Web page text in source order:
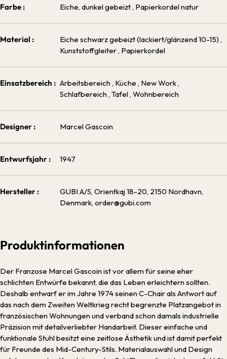
Farbe : Eiche, dunkel gebeizt , Papierkordel natur
Material : Eiche schwarz gebeizt (lackiert/glänzend 10-15) ,
Kunststoffgleiter , Papierkordel
Einsatzbereich : Arbeitsbereich , Küche , New Work ,
Schlafbereich , Tafel , Wohnbereich
Designer : Marcel Gascoin
Entwurfsjahr : 1947
Hersteller :
GUBI A/S, Orientkaj 18-20, 2150 Nordhavn,
Denmark, order@gubi.com
Produktinformationen
Der Franzose Marcel Gascoin ist vor allem für seine eher
schlichten Entwürfe bekannt, die das Leben erleichtern sollten.
Deshalb entwarf er im Jahre 1974 seinen C-Chair als Antwort auf
das nach dem Zweiten Weltkrieg recht begrenzte Platzangebot in
französischen Wohnungen und verband schon damals industrielle
Präzision mit detailverliebter Handarbeit. Dieser einfache und
funktionale Stuhl besitzt eine zeitlose Ästhetik und ist damit perfekt
für Freunde des Mid-Century-Stils. Materialauswahl und Design